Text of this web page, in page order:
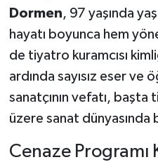
Dormen, 97 yaşında
hayatı boyunca hem
de tiyatro kuramcısı
ardında sayısız eser ve
sanatçının vefatı, başta
üzere sanat dünyasında
Cenaze Programı